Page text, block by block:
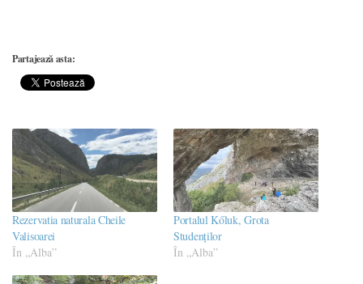
Partajează asta:
Rezervatia naturala Cheile
Valisoarei
În „Alba”
Portalul Kőluk, Grota
Studenților
În „Alba”